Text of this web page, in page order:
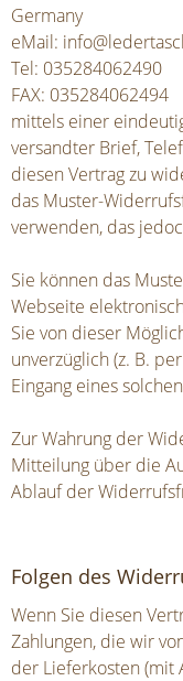
Germany
eMail:
Tel: 035284062490
FAX: 035284062494
mittels einer
versandter Brief,
diesen Vertrag zu
das Muster-
verwenden, das
Sie können das
Webseite
Sie von dieser
unverzüglich (z. B.
Eingang eines
Zur Wahrung der
Mitteilung über die
Ablauf der
Folgen des
Wenn Sie diesen
Zahlungen, die wir
der Lieferkosten (mit